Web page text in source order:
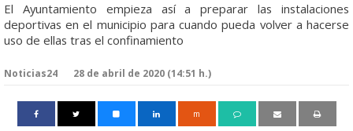
El Ayuntamiento empieza así a preparar las instalaciones
deportivas en el municipio para cuando pueda volver a hacerse
uso de ellas tras el confinamiento
Noticias24 28 de abril de 2020 (14:51 h.)
m